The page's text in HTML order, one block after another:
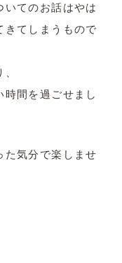
いてのお話はやは
きてしまうもので
間を過ごせまし
た気分で楽しませ